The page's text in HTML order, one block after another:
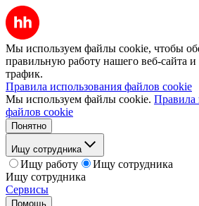
Мы используем файлы cookie, чтобы
правильную работу нашего веб-сайта и
трафик.
Правила использования файлов cookie
Мы используем файлы cookie. Правила
файлов cookie
Понятно
Ищу сотрудника
Ищу работу
Ищу сотрудника
Ищу сотрудника
Сервисы
Помощь